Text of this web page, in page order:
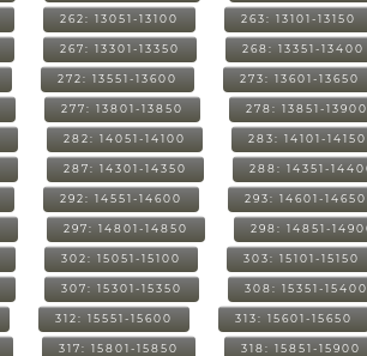
262: 13051-13100 263: 13101-13150
267: 13301-13350 268: 13351-13400
272: 13551-13600 273: 13601-13650
277: 13801-13850 278: 13851-13900
282: 14051-14100 283: 14101-14150
287: 14301-14350 288: 14351-
292: 14551-14600 293: 14601-14650
297: 14801-14850 298: 14851-
302: 15051-15100 303: 15101-15150
307: 15301-15350 308: 15351-15400
312: 15551-15600 313: 15601-15650
317: 15801-15850 318: 15851-15900